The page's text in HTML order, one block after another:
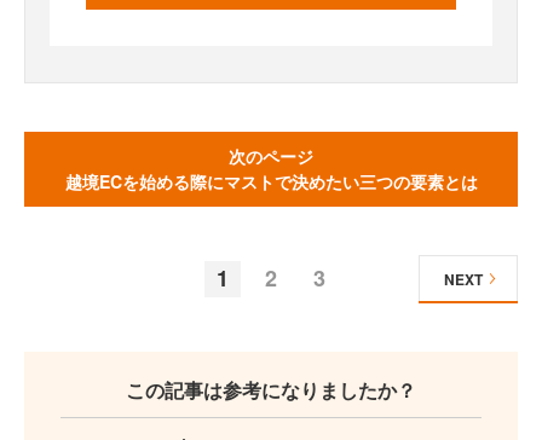
次のページ
越境ECを始める際にマストで決めたい三つの要素とは
1 2 3 NEXT
この記事は参考になりましたか？